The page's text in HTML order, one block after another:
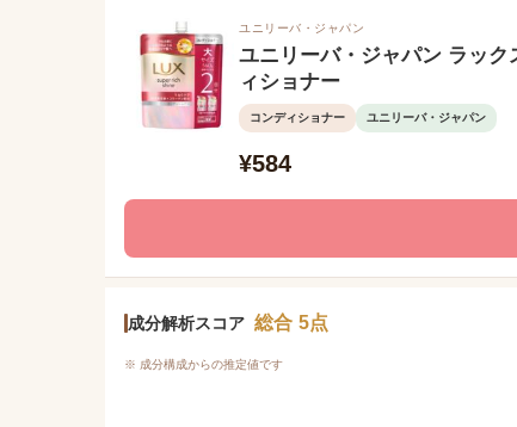
ユニリーバ・ジャパン
ユニリーバ・ジャパン ラッ
ィショナー
コンディショナー ユニリーバ・ジャパン
¥584
成分解析スコア 総合 5点
※ 成分構成からの推定値です